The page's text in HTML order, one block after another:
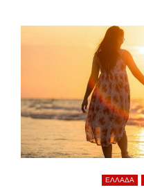
ΕΛΛΑΔΑ